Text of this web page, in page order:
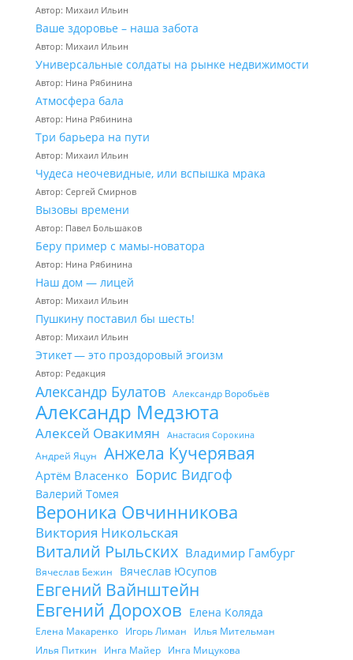
Автор: Михаил Ильин
Ваше здоровье – наша забота
Автор: Михаил Ильин
Универсальные солдаты на рынке недвижимости
Автор: Нина Рябинина
Атмосфера бала
Автор: Нина Рябинина
Три барьера на пути
Автор: Михаил Ильин
Чудеса неочевидные, или вспышка мрака
Автор: Сергей Смирнов
Вызовы времени
Автор: Павел Большаков
Беру пример с мамы-новатора
Автор: Нина Рябинина
Наш дом — лицей
Автор: Михаил Ильин
Пушкину поставил бы шесть!
Автор: Михаил Ильин
Этикет — это проздоровый эгоизм
Автор: Редакция
Александр Булатов Александр Воробьёв
Александр Медзюта
Алексей Овакимян Анастасия Сорокина
Андрей Яцун Анжела Кучерявая
Артём Власенко Борис Видгоф
Валерий Томея
Вероника Овчинникова
Виктория Никольская
Виталий Рыльских Владимир Гамбург
Вячеслав Бежин Вячеслав Юсупов
Евгений Вайнштейн
Евгений Дорохов Елена Коляда
Елена Макаренко Игорь Лиман
Илья Мительман
Илья Питкин
Инга Майер Инга Мицукова